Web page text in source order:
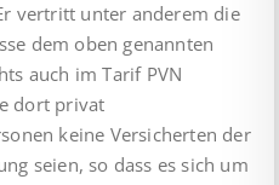
vertritt unter anderem die
dem oben genannten
auch im Tarif PVN
dort privat
keine Versicherten der
seien, so dass es sich um